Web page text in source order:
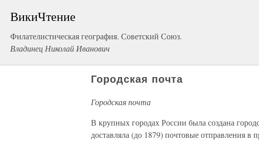
ВикиЧтение
Филателистическая география. Советский Союз.
Владинец Николай Иванович
Городская почта
Городская почта
В крупных городах России была создана
доставляла (до 1879) почтовые отправления в